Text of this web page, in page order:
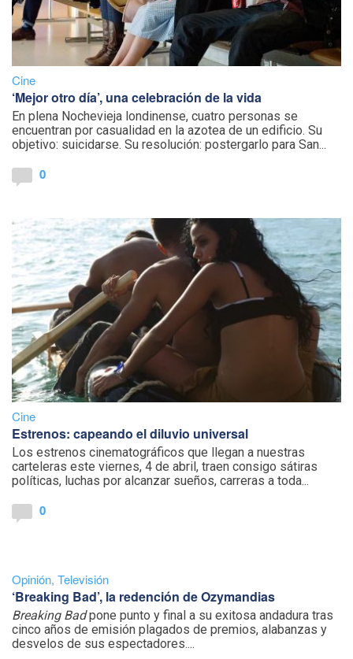
Cine
‘Mejor otro día’, una celebración de la vida
En plena Nochevieja londinense, cuatro personas se
encuentran por casualidad en la azotea de un edificio. Su
objetivo: suicidarse. Su resolución: postergarlo para San...
0
Cine
Estrenos: capeando el diluvio universal
Los estrenos cinematográficos que llegan a nuestras
carteleras este viernes, 4 de abril, traen consigo sátiras
políticas, luchas por alcanzar sueños, carreras a toda...
0
Opinión, Televisión
‘Breaking Bad’, la redención de Ozymandias
Breaking Badpone punto y final a su exitosa andadura tras
cinco años de emisión plagados de premios, alabanzas y
desvelos de sus espectadores....